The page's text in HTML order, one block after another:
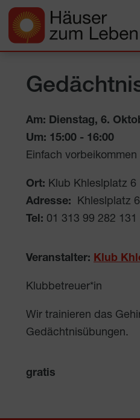
Am: Dienstag, 6.
Um: 15:00 - 16:00
Einfach vorbeikommen
Ort: Klub Khleslplatz 6
Adresse:
Khleslplatz 6
Tel: 01 313 99 282 131
Veranstalter: Klub
Klubbetreuer*in
Wir trainieren das
Gedächtnisübungen.
gratis